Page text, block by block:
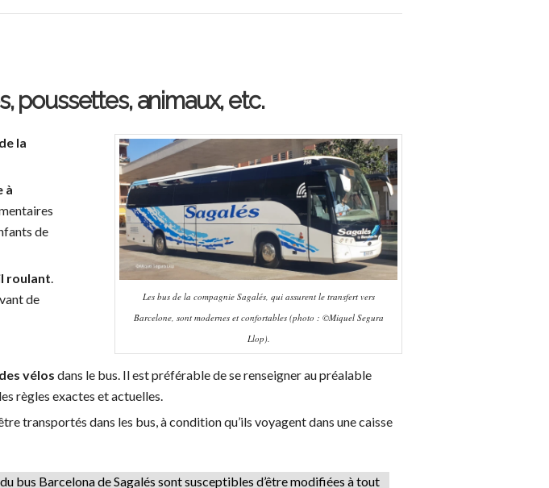
poussettes, animaux, etc.
la
à
de
roulant.
de
Les bus de la compagnie Sagalés, qui assurent le transfert vers
Barcelone, sont modernes et confortables (photo : ©Miquel Segura
Llop).
vélos dans le bus. Il est préférable de se renseigner au préalable
règles exactes et actuelles.
transportés dans les bus, à condition qu’ils voyagent dans une caisse
bus Barcelona de Sagalés sont susceptibles d’être modifiées à tout